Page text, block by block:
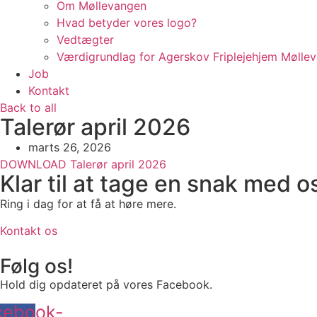
Om Møllevangen
Hvad betyder vores logo?
Vedtægter
Værdigrundlag for Agerskov Friplejehjem
Job
Kontakt
Back to all
Talerør april 2026
marts 26, 2026
DOWNLOAD Talerør april 2026
Klar til at tage en snak med
Ring i dag for at få at høre mere.
Kontakt os
Følg os!
Hold dig opdateret på vores Facebook.